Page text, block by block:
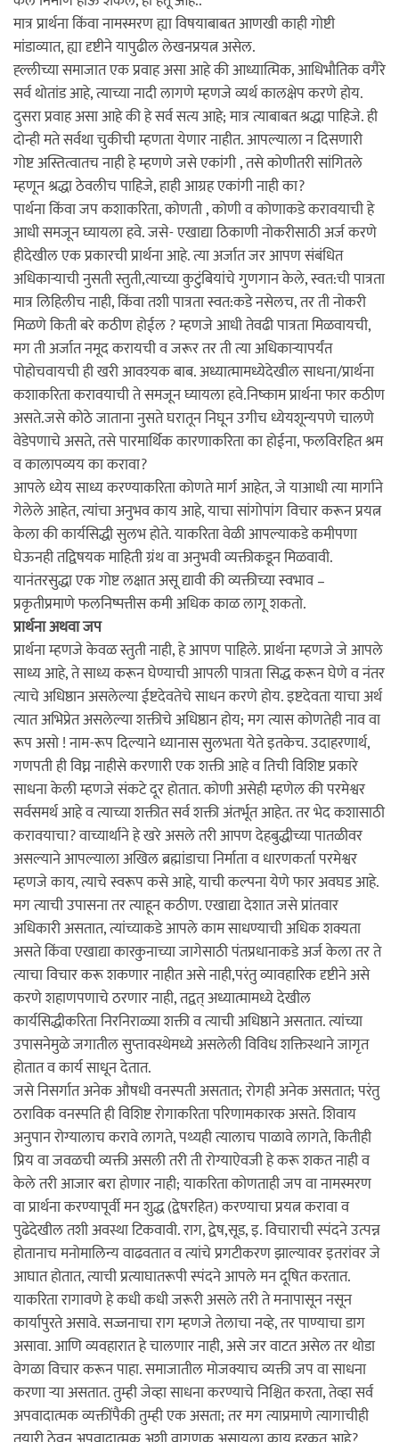
मात्र प्रार्थना किंवा नामस्मरण ह्या विषयाबाबत आणखी काही गोष्टी
मांडाव्यात, ह्या दृष्टीने यापुढील लेखनप्रयत्न असेल.
ह्ल्लीच्या समाजात एक प्रवाह असा आहे की आध्यात्मिक, आधिभौतिक वगैरे
सर्व थोतांड आहे, त्याच्या नादी लागणे म्हणजे व्यर्थ कालक्षेप करणे होय.
दुसरा प्रवाह असा आहे की हे सर्व सत्य आहे; मात्र त्याबाबत श्रद्धा पाहिजे. ही
दोन्ही मते सर्वथा चुकीची म्हणता येणार नाहीत. आपल्याला न दिसणारी
गोष्ट अस्तित्वातच नाही हे म्हणणे जसे एकांगी , तसे कोणीतरी सांगितले
म्हणून श्रद्धा ठेवलीच पाहिजे, हाही आग्रह एकांगी नाही का?
पार्थना किंवा जप कशाकरिता, कोणती , कोणी व कोणाकडे करावयाची हे
आधी समजून घ्यायला हवे. जसे- एखाद्या ठिकाणी नोकरीसाठी अर्ज करणे
हीदेखील एक प्रकारची प्रार्थना आहे. त्या अर्जात जर आपण संबंधित
अधिकार्‍याची नुसती स्तुती,त्याच्या कुटुंबियांचे गुणगान केले, स्वत:ची पात्रता
मात्र लिहिलीच नाही, किंवा तशी पात्रता स्वत:कडे नसेलच, तर ती नोकरी
मिळणे किती बरे कठीण होईल ? म्हणजे आधी तेवढी पात्रता मिळवायची,
मग ती अर्जात नमूद करायची व जरूर तर ती त्या अधिकार्‍यापर्यंत
पोहोचवायची ही खरी आवश्यक बाब. अध्यात्मामध्येदेखील साधना/प्रार्थना
कशाकरिता करावयाची ते समजून घ्यायला हवे.निष्काम प्रार्थना फार कठीण
असते.जसे कोठे जाताना नुसते घरातून निघून उगीच ध्येयशून्यपणे चालणे
वेडेपणाचे असते, तसे पारमार्थिक कारणाकरिता का होईना, फलविरहित श्रम
व कालापव्यय का करावा?
आपले ध्येय साध्य करण्याकरिता कोणते मार्ग आहेत, जे याआधी त्या मार्गाने
गेलेले आहेत, त्यांचा अनुभव काय आहे, याचा सांगोपांग विचार करून प्रयत्न
केला की कार्यसिद्धी सुलभ होते. याकरिता वेळी आपल्याकडे कमीपणा
घेऊनही तद्विषयक माहिती ग्रंथ वा अनुभवी व्यक्तीकडून मिळवावी.
यानंतरसुद्धा एक गोष्ट लक्षात असू द्यावी की व्यक्तीच्या स्वभाव –
प्रकृतीप्रमाणे फलनिष्पत्तीस कमी अधिक काळ लागू शकतो.
प्रार्थना अथवा जप
प्रार्थना म्हणजे केवळ स्तुती नाही, हे आपण पाहिले. प्रार्थना म्हणजे जे आपले
साध्य आहे, ते साध्य करून घेण्याची आपली पात्रता सिद्ध करून घेणे व नंतर
त्याचे अधिष्ठान असलेल्या ईष्टदेवतेचे साधन करणे होय. इष्टदेवता याचा अर्थ
त्यात अभिप्रेत असलेल्या शक्तीचे अधिष्ठान होय; मग त्यास कोणतेही नाव वा
रूप असो ! नाम-रूप दिल्याने ध्यानास सुलभता येते इतकेच. उदाहरणार्थ,
गणपती ही विघ्न नाहीसे करणारी एक शक्ती आहे व तिची विशिष्ट प्रकारे
साधना केली म्हणजे संकटे दूर होतात. कोणी असेही म्हणेल की परमेश्वर
सर्वसमर्थ आहे व त्याच्या शक्तीत सर्व शक्ती अंतर्भूत आहेत. तर भेद कशासाठी
करावयाचा? वाच्यार्थाने हे खरे असले तरी आपण देहबुद्धीच्या पातळीवर
असल्याने आपल्याला अखिल ब्रह्मांडाचा निर्माता व धारणकर्ता परमेश्वर
म्हणजे काय, त्याचे स्वरूप कसे आहे, याची कल्पना येणे फार अवघड आहे.
मग त्याची उपासना तर त्याहून कठीण. एखाद्या देशात जसे प्रांतवार
अधिकारी असतात, त्यांच्याकडे आपले काम साधण्याची अधिक शक्यता
असते किंवा एखाद्या कारकुनाच्या जागेसाठी पंतप्रधानाकडे अर्ज केला तर ते
त्याचा विचार करू शकणार नाहीत असे नाही,परंतु व्यावहारिक दृष्टीने असे
करणे शहाणपणाचे ठरणार नाही, तद्वत् अध्यात्मामध्ये देखील
कार्यसिद्धीकरिता निरनिराळ्या शक्ती व त्याची अधिष्ठाने असतात. त्यांच्या
उपासनेमुळे जगातील सुप्तावस्थेमध्ये असलेली विविध शक्तिस्थाने जागृत
होतात व कार्य साधून देतात.
जसे निसर्गात अनेक औषधी वनस्पती असतात; रोगही अनेक असतात; परंतु
ठराविक वनस्पति ही विशिष्ट रोगाकरिता परिणामकारक असते. शिवाय
अनुपान रोग्यालाच करावे लागते, पथ्यही त्यालाच पाळावे लागते, कितीही
प्रिय वा जवळची व्यक्ती असली तरी ती रोग्याऐवजी हे करू शकत नाही व
केले तरी आजार बरा होणार नाही; याकरिता कोणताही जप वा नामस्मरण
वा प्रार्थना करण्यापूर्वी मन शुद्ध (द्वेषरहित) करण्याचा प्रयत्न करावा व
पुढेदेखील तशी अवस्था टिकवावी. राग, द्वेष,सूड, इ. विचाराची स्पंदने उत्पन्न
होतानाच मनोमालिन्य वाढवतात व त्यांचे प्रगटीकरण झाल्यावर इतरांवर जे
आघात होतात, त्याची प्रत्याघातरूपी स्पंदने आपले मन दूषित करतात.
याकरिता रागावणे हे कधी कधी जरूरी असले तरी ते मनापासून नसून
कार्यापुरते असावे. सज्जनाचा राग म्हणजे तेलाचा नव्हे, तर पाण्याचा डाग
असावा. आणि व्यवहारात हे चालणार नाही, असे जर वाटत असेल तर थोडा
वेगळा विचार करून पाहा. समाजातील मोजक्याच व्यक्ती जप वा साधना
करणा र्‍या असतात. तुम्ही जेव्हा साधना करण्याचे निश्चित करता, तेव्हा सर्व
अपवादात्मक व्यक्तींपैकी तुम्ही एक असता; तर मग त्याप्रमाणे त्यागाचीही